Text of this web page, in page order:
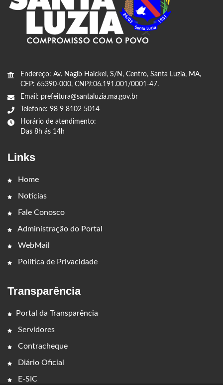
Endereço: Av. Nagib Haickel, S/N, Centro, Santa Luzia, MA,
CEP: 65390-000, CNPJ:06.191.001/0001-47.
Email: prefeitura@santaluzia.ma.gov.br
Telefone: 98 9 8102 5014
Horário de atendimento:
Das 8h ás 14h
Links
Home
Notícias
Fale Conosco
Administração do Portal
WebMail
Política de Privacidade
Transparência
Portal da Transparência
Servidores
Contracheque
Diário Oficial
E-SIC